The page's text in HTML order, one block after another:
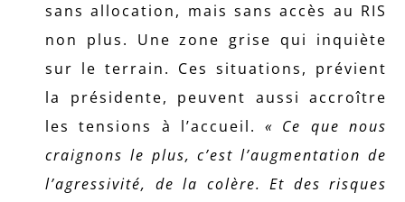
sans allocation, mais sans accès au RIS
non plus. Une zone grise qui inquiète
sur le terrain. Ces situations, prévient
la présidente, peuvent aussi accroître
les tensions à l’accueil.« Ce que nous
craignons le plus, c’est l’augmentation de
l’agressivité, de la colère. Et des risques